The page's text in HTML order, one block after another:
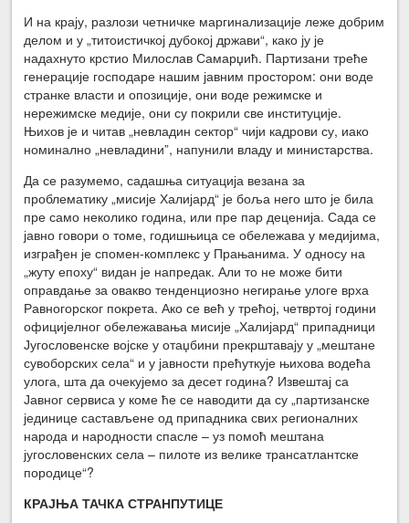
И на крају, разлози четничке маргинализације леже добрим
делом и у „титоистичкој дубокој држави“, како ју је
надахнуто крстио Милослав Самарџић. Партизани треће
генерације господаре нашим јавним простором: они воде
странке власти и опозиције, они воде режимске и
нережимске медије, они су покрили све институције.
Њихов је и читав „невладин сектор“ чији кадрови су, иако
номинално „невладини”, напунили владу и министарства.
Да се разумемо, садашња ситуација везана за
проблематику „мисије Халијард“ је боља него што је била
пре само неколико година, или пре пар деценија. Сада се
јавно говори о томе, годишњица се обележава у медијима,
изграђен је спомен-комплекс у Прањанима. У односу на
„жуту епоху“ видан је напредак. Али то не може бити
оправдање за овакво тенденциозно негирање улоге врха
Равногорског покрета. Ако се већ у трећој, четвртој години
официјелног обележавања мисије „Халијард“ припадници
Југословенске војске у отаџбини прекрштавају у „мештане
сувоборских села“ и у јавности прећуткује њихова водећа
улога, шта да очекујемо за десет година? Извештај са
Јавног сервиса у коме ће се наводити да су „партизанске
јединице састављене од припадника свих регионалних
народа и народности спасле – уз помоћ мештана
југословенских села – пилоте из велике трансатлантске
породице“?
КРАЈЊА ТАЧКА СТРАНПУТИЦЕ